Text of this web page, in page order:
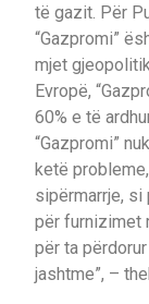
të gazit. Për
“Gazpromi”
mjet
Evropë,
60% e të
“Gazpromi”
ketë
sipërmarrje,
për furnizimet
për ta
jashtme”, –